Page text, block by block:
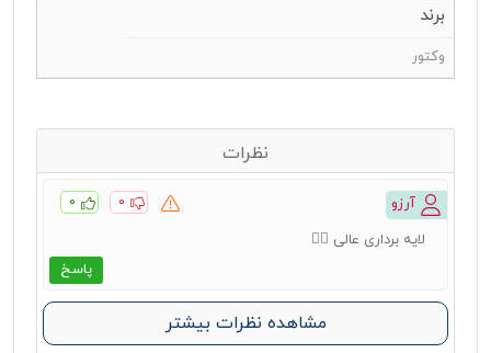
برند
وکتور
نظرات
آرزو ۰ ۰
پاسخ
لایه برداری عالی 👌🏻
مشاهده نظرات بیشتر